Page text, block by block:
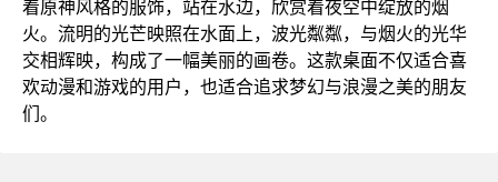
着原神风格的服饰，站在水边，欣赏着夜空中绽放的烟
火。流明的光芒映照在水面上，波光粼粼，与烟火的光华
交相辉映，构成了一幅美丽的画卷。这款桌面不仅适合喜
欢动漫和游戏的用户，也适合追求梦幻与浪漫之美的朋友
们。